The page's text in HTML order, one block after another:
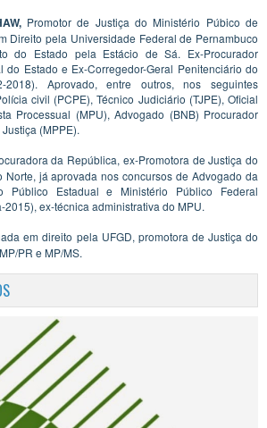
Promotor de Justiça do Ministério Púbico de
Direito pela Universidade Federal de Pernambuco
do Estado pela Estácio de Sá. Ex-Procurador
do Estado e Ex-Corregedor-Geral Penitenciário do
Aprovado, entre outros, nos seguintes
civil (PCPE), Técnico Judiciário (TJPE), Oficial
Processual (MPU), Advogado (BNB) Procurador
(MPPE).
da República, ex-Promotora de Justiça do
Norte, já aprovada nos concursos de Advogado da
Público Estadual e Ministério Público Federal
ex-técnica administrativa do MPU.
em direito pela UFGD, promotora de Justiça do
PR e MP/MS.